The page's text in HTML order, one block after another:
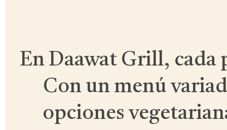
En Daawat Grill, cada
Con un menú
opciones